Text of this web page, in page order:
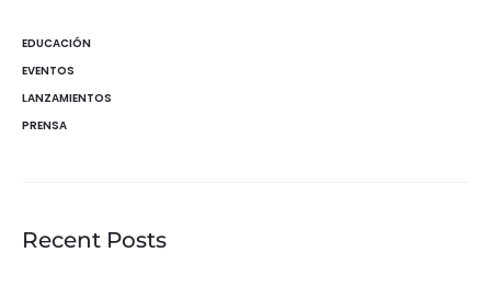
EDUCACIÓN
EVENTOS
LANZAMIENTOS
PRENSA
Recent Posts